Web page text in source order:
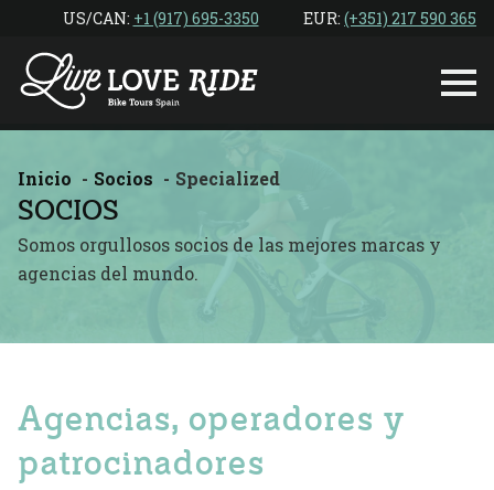
contenido
US/CAN: ‎ +1 (917) 695-3350 EUR: (+351) 217 590 365
Inicio Socios Specialized
SOCIOS
Somos orgullosos socios de las mejores marcas y
agencias del mundo.
Agencias, operadores y
patrocinadores